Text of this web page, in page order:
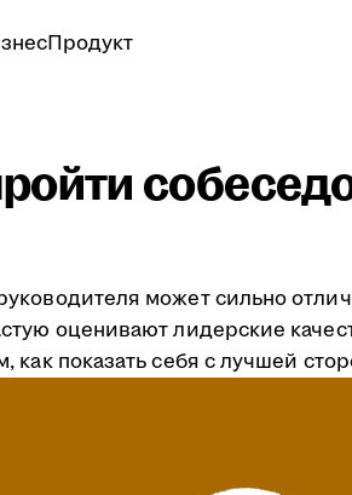
Продукт
может сильно
оценивают лидерские
как показать себя с лучшей